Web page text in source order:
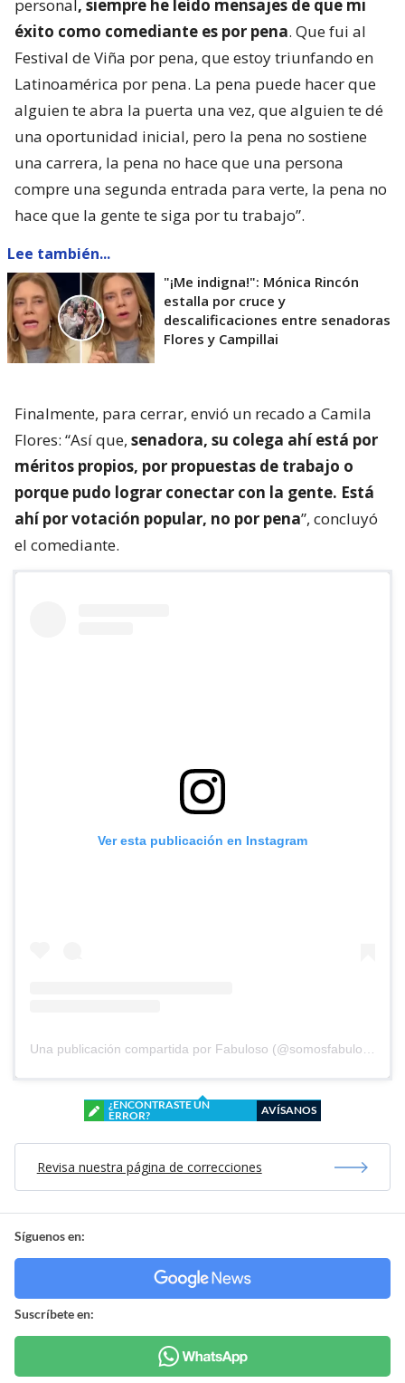
personal , siempre he leído mensajes de que mi
éxito como comediante es por pena. Que fui al
Festival de Viña por pena, que estoy triunfando en
Latinoamérica por pena. La pena puede hacer que
alguien te abra la puerta una vez, que alguien te dé
una oportunidad inicial, pero la pena no sostiene
una carrera, la pena no hace que una persona
compre una segunda entrada para verte, la pena no
hace que la gente te siga por tu trabajo”.
Lee también...
"¡Me indigna!": Mónica Rincón
estalla por cruce y
descalificaciones entre senadoras
Flores y Campillai
Finalmente, para cerrar, envió un recado a Camila
Flores: “Así que, senadora, su colega ahí está por
méritos propios, por propuestas de trabajo o
porque pudo lograr conectar con la gente. Está
ahí por votación popular, no por pena”, concluyó
el comediante.
Ver esta publicación en Instagram
Una publicación compartida por Fabuloso (@somosfabuloso)
¿ENCONTRASTE UN
ERROR?
AVÍSANOS
Revisa nuestra página de correcciones
Síguenos en:
Suscríbete en: